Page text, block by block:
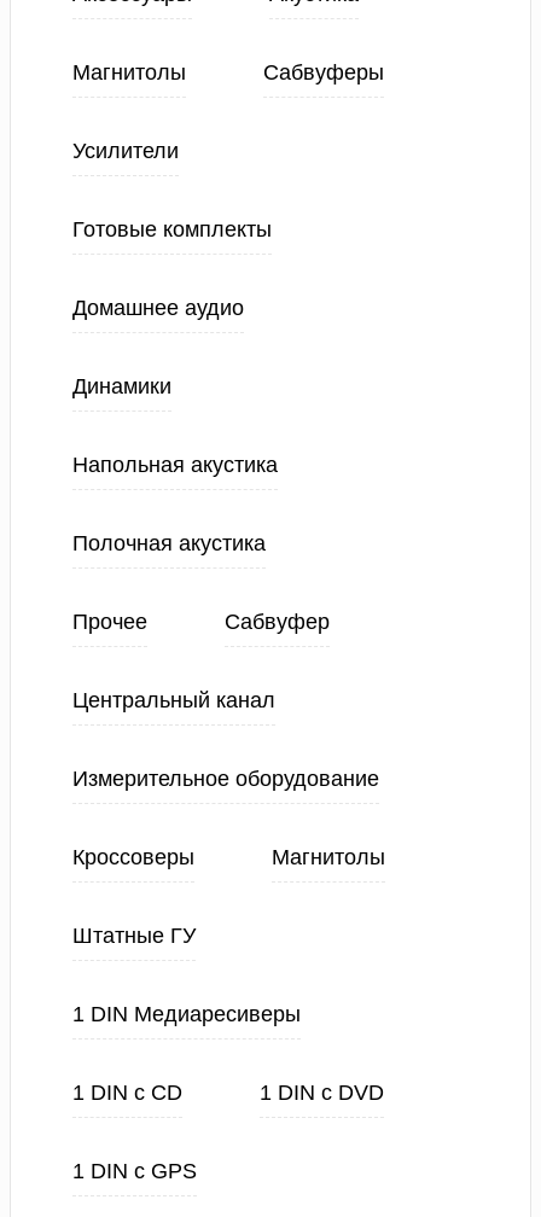
Магнитолы Сабвуферы
Усилители
Готовые комплекты
Домашнее аудио
Динамики
Напольная акустика
Полочная акустика
Прочее Сабвуфер
Центральный канал
Измерительное оборудование
Кроссоверы Магнитолы
Штатные ГУ
1 DIN Медиаресиверы
1 DIN с CD 1 DIN с DVD
1 DIN с GPS